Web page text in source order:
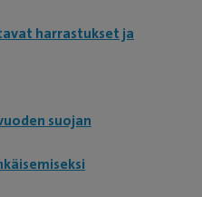
harrastukset ja
suojan